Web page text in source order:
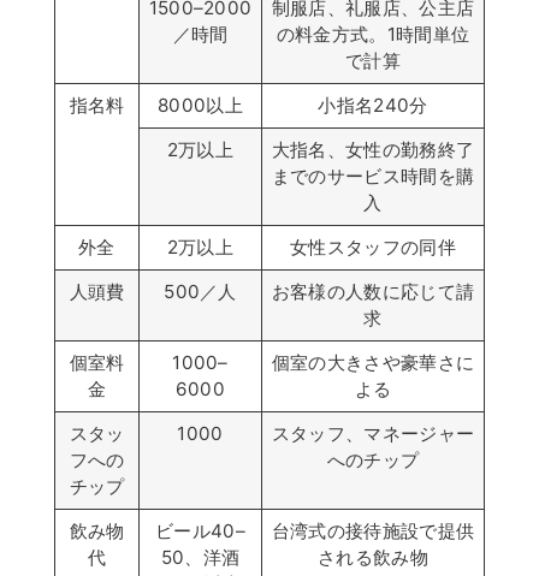
1500–2000
／時間
制服店、礼服店、公主店
の料金方式。1時間単位
で計算
指名料
8000以上
小指名240分
2万以上
大指名、女性の勤務終了
までのサービス時間を購
入
外全
2万以上
女性スタッフの同伴
人頭費
500／人
お客様の人数に応じて請
求
個室料
金
1000–
6000
個室の大きさや豪華さに
よる
スタッ
フへの
チップ
1000
スタッフ、マネージャー
へのチップ
飲み物
代
ビール40–
50、洋酒
台湾式の接待施設で提供
される飲み物